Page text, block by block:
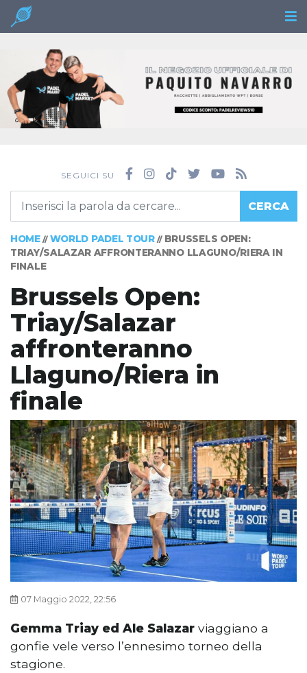
SEGUICI SU
CERCA
HOME// WORLD PADEL TOUR// BRUSSELS OPEN:
TRIAY/SALAZAR AFFRONTERANNO LLAGUNO/RIERA IN
FINALE
Brussels Open:
Triay/Salazar
affronteranno
Llaguno/Riera in
finale
07 Maggio 2022, 22:56
Gemma Triay ed Ale Salazar viaggiano a
gonfie vele verso l’ennesimo torneo della
stagione.